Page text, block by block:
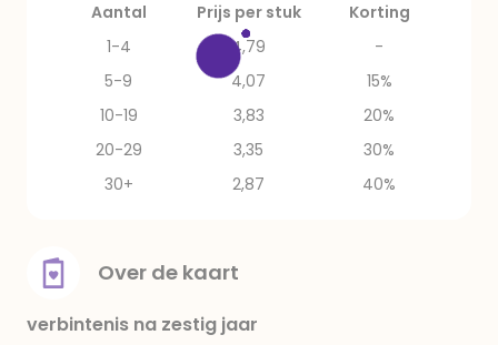
Aantal Prijs per stuk
Korting
1-4
4,79
-
5-9
4,07
15%
10-19
3,83
20%
20-29
3,35
30%
30+
2,87 40%
Over de kaart
verbintenis na zestig jaar